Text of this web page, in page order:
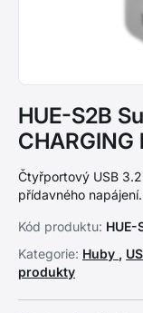
HUE-S2B
CHARGING
Čtyřportový USB
přídavného
Kód produktu: HUE-
Kategorie: Huby ,
produkty